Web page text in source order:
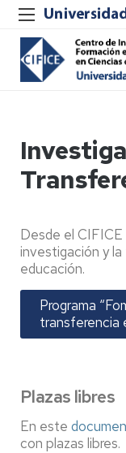
Desde el
investigación y
educación.
Programa
transferencia
Plazas libres
En este
con plazas libres.